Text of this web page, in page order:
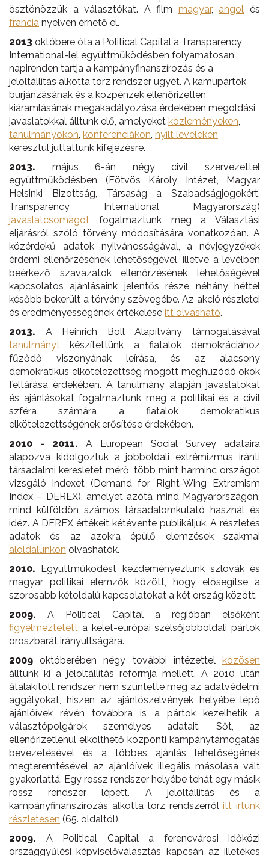
ösztönözzük a választókat. A film magyar, angol és
francia nyelven érhető el.
2013 októbere óta a Political Capital a Transparency
International-lel együttműködésben folyamatosan
napirenden tartja a kampányfinanszírozás és a
jelöltállítás alkotta torz rendszer ügyét. A kamupártok
burjánzásának és a közpénzek ellenőrizetlen
kiáramlásának megakadályozása érdekében megoldási
javaslatokkal álltunk elő, amelyeket közleményeken,
tanulmányokon, konferenciákon, nyílt leveleken
keresztül juttattunk kifejezésre.
2013. május 6-án négy civil szervezettel
együttműködésben (Eötvös Károly Intézet, Magyar
Helsinki Bizottság, Társaság a Szabadságjogokért,
Transparency International Magyarország)
javaslatcsomagot fogalmaztunk meg a Választási
eljárásról szóló törvény módosítására vonatkozóan. A
közérdekű adatok nyilvánosságával, a névjegyzékek
érdemi ellenőrzésének lehetőségével, illetve a levélben
beérkező szavazatok ellenőrzésének lehetőségével
kapcsolatos ajánlásaink jelentős része néhány héttel
később bekerült a törvény szövegébe. Az akció részletei
és eredményességének értékelése itt olvasható.
2013. A Heinrich Böll Alapítvány támogatásával
tanulmányt készítettünk a fiatalok demokráciához
fűződő viszonyának leírása, és az alacsony
demokratikus elkötelezettség mögött meghúzódó okok
feltárása érdekében. A tanulmány alapján javaslatokat
és ajánlásokat fogalmaztunk meg a politikai és a civil
szféra számára a fiatalok demokratikus
elkötelezettségének erősítése érdekében.
2010 - 2011. A European Social Survey adataira
alapozva kidolgoztuk a jobboldali extrémizmus iránti
társadalmi keresletet mérő, több mint harminc országot
vizsgáló indexet (Demand for Right-Wing Extremism
Index – DEREX), amelyet azóta mind Magyarországon,
mind külföldön számos társadalomkutató használ és
idéz. A DEREX értékeit kétévente publikáljuk. A részletes
adatok és az azokra épülő elemzések szakmai
aloldalunkon olvashatók.
2010. Együttműködést kezdeményeztünk szlovák és
magyar politikai elemzők között, hogy elősegítse a
szorosabb kétoldalú kapcsolatokat a két ország között.
2009. A Political Capital a régióban elsőként
figyelmeztetett a kelet-európai szélsőjobboldali pártok
oroszbarát irányultságára.
2009 októberében négy további intézettel közösen
álltunk ki a jelöltállítás reformja mellett. A 2010 után
átalakított rendszer nem szüntette meg az adatvédelmi
aggályokat, hiszen az ajánlószelvények helyébe lépő
ajánlóívek révén továbbra is a pártok kezelhetik a
választópolgárok személyes adatait. Sőt, az
ellenőrizetlenül elkölthető központi kampánytámogatás
bevezetésével és a többes ajánlás lehetőségének
megteremtésével az ajánlóívek illegális másolása vált
gyakorlattá. Egy rossz rendszer helyébe tehát egy másik
rossz rendszer lépett. A jelöltállítás és a
kampányfinanszírozás alkotta torz rendszerrőlitt írtunk
részletesen (65. oldaltól).
2009. A Political Capital a ferencvárosi időközi
országgyűlési képviselőválasztás kapcsán az illetékes